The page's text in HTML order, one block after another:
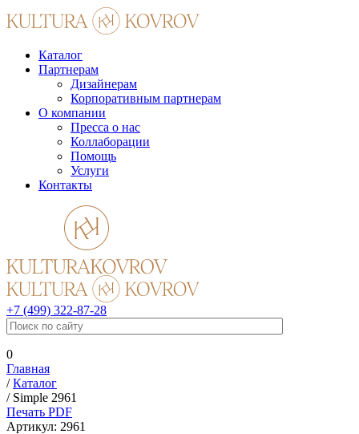
Каталог
Партнерам
Дизайнерам
Корпоративным партнерам
О компании
Пресса о нас
Коллаборации
Помощь
Услуги
Контакты
+7 (499) 322-87-28
0
Главная
/Каталог
/ Simple 2961
Печать PDF
Артикул: 2961